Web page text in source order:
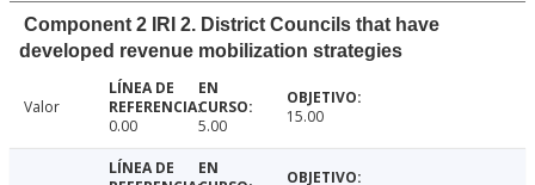
Component 2 IRI 2. District Councils that have
developed revenue mobilization strategies
Valor
0.00
5.00 15.00